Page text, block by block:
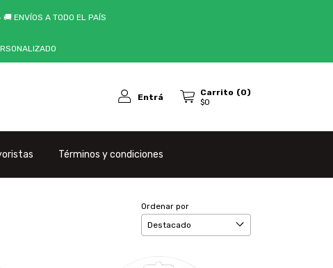
ENVÍOS A TODO EL PAÍS
Entrá Carrito (0)
$0
Términos y condiciones
Ordenar por